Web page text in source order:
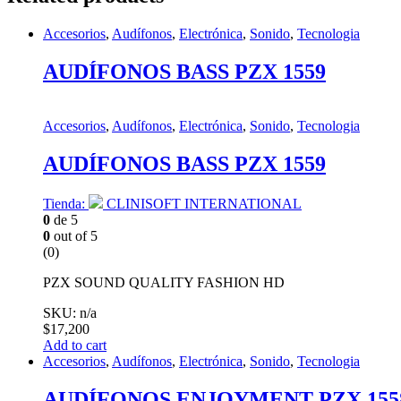
Accesorios, Audífonos, Electrónica, Sonido, Tecnologia
AUDÍFONOS BASS PZX 1559
Accesorios, Audífonos, Electrónica, Sonido, Tecnologia
AUDÍFONOS BASS PZX 1559
Tienda:
CLINISOFT INTERNATIONAL
0 de 5
0 out of 5
(0)
PZX SOUND QUALITY FASHION HD
SKU: n/a
$17,200
Add to cart
Accesorios, Audífonos, Electrónica, Sonido, Tecnologia